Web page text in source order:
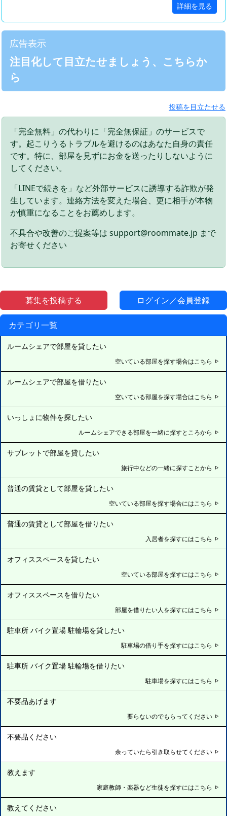
募集を投稿する ログイン／会員登録
カテゴリ一覧
ルームシェアで部屋を貸したい
空いている部屋を探す場合はこちら
ルームシェアで部屋を借りたい
空いている部屋を探す場合はこちら
いっしょに物件を探したい
ルームシェアできる部屋を一緒に探すところから
サブレットで部屋を貸したい
旅行中などの一緒に探すことから
普通の賃貸として部屋を貸したい
空いている部屋を探す場合にはこちら
普通の賃貸として部屋を借りたい
入居者を探すにはこちら
オフィススペースを貸したい
空いている部屋を探すにはこちら
オフィススペースを借りたい
部屋を借りたい人を探すにはこちら
駐車所 バイク置場 駐輪場を貸したい
駐車場の借り手を探すにはこちら
駐車所 バイク置場 駐輪場を借りたい
駐車場を探すにはこちら
不要品あげます
要らないのでもらってください
不要品ください
余っていたら引き取らせてください
教えます
家庭教師・楽器など生徒を探すにはこちら
教えてください
詳細を見る
広告表示
注目化して目立たせましょう、こちらか
ら
投稿を目立たせる
「完全無料」の代わりに「完全無保証」のサービスで
す。起こりうるトラブルを避けるのはあなた自身の責任
です。特に、部屋を見ずにお金を送ったりしないように
してください。
「LINEで続きを」など外部サービスに誘導する詐欺が発
生しています。連絡方法を変えた場合、更に相手が本物
か慎重になることをお薦めします。
不具合や改善のご提案等は support@roommate.jp まで
お寄せください